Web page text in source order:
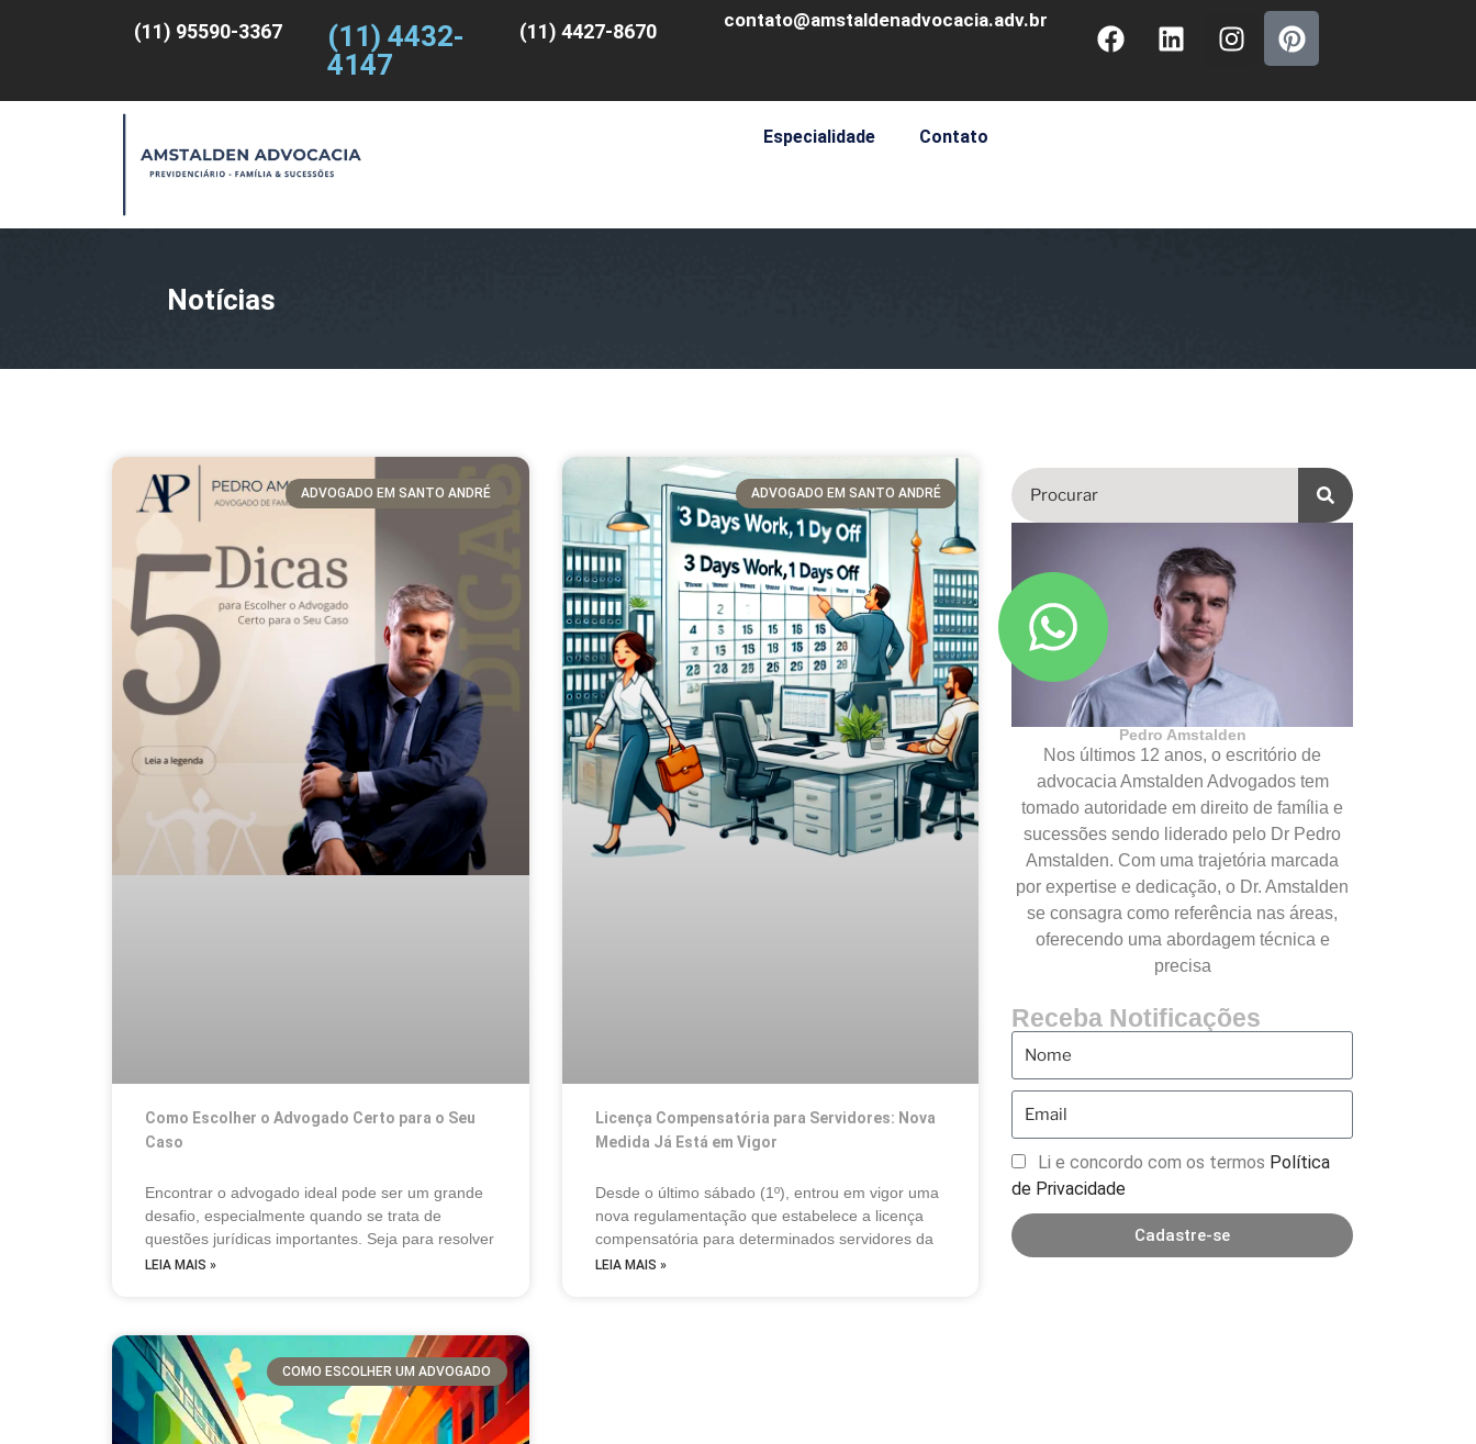
(11) 95590-3367
(11) 4432-
4147
(11) 4427-8670 contato@amstaldenadvocacia.adv.br
Especialidade Contato
Notícias
ADVOGADO EM SANTO ANDRÉ
Como Escolher o Advogado Certo para o Seu
Caso
Encontrar o advogado ideal pode ser um grande
desafio, especialmente quando se trata de
questões jurídicas importantes. Seja para resolver
LEIA MAIS »
ADVOGADO EM SANTO ANDRÉ
Licença Compensatória para Servidores: Nova
Medida Já Está em Vigor
Desde o último sábado (1º), entrou em vigor uma
nova regulamentação que estabelece a licença
compensatória para determinados servidores da
LEIA MAIS »
COMO ESCOLHER UM ADVOGADO
Pedro Amstalden
Nos últimos 12 anos, o escritório de
advocacia Amstalden Advogados tem
tomado autoridade em direito de família e
sucessões sendo liderado pelo Dr Pedro
Amstalden. Com uma trajetória marcada
por expertise e dedicação, o Dr. Amstalden
se consagra como referência nas áreas,
oferecendo uma abordagem técnica e
precisa
Receba Notificações
Li e concordo com os termos Política
de Privacidade
Cadastre-se